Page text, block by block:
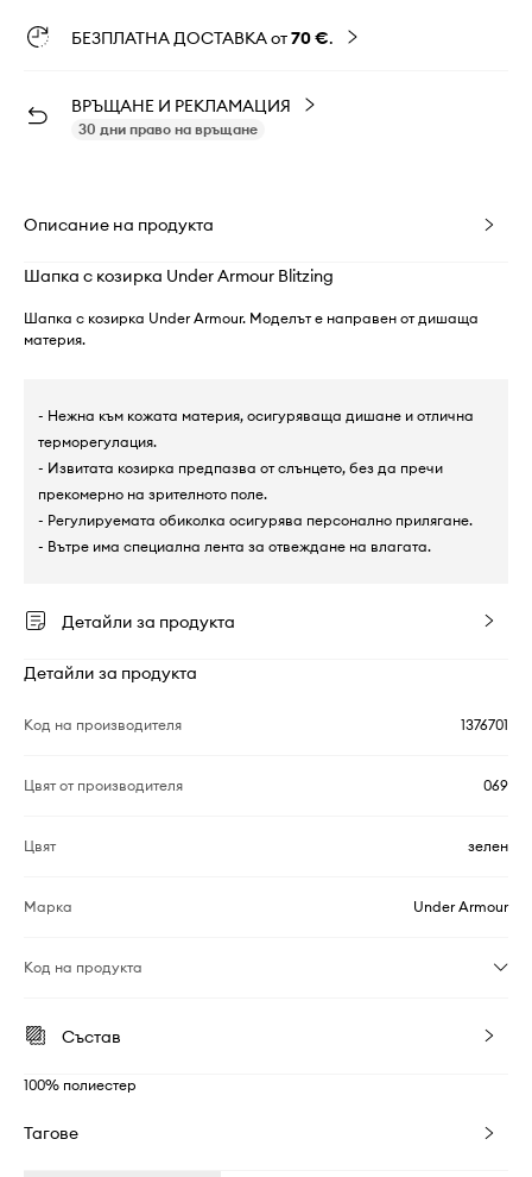
БЕЗПЛАТНА ДОСТАВКА от70 €.
ВРЪЩАНЕ И РЕКЛАМАЦИЯ
30 дни право на връщане
Описание на продукта
Шапка с козирка Under Armour Blitzing
Шапка с козирка Under Armour. Моделът е направен от дишаща
материя.
- Нежна към кожата материя, осигуряваща дишане и отлична
терморегулация.
- Извитата козирка предпазва от слънцето, без да пречи
прекомерно на зрителното поле.
- Регулируемата обиколка осигурява персонално прилягане.
- Вътре има специална лента за отвеждане на влагата.
Детайли за продукта
Детайли за продукта
Код на производителя 1376701
Цвят от производителя 069
Цвят зелен
Марка Under Armour
Код на продукта
Състав
100% полиестер
Тагове